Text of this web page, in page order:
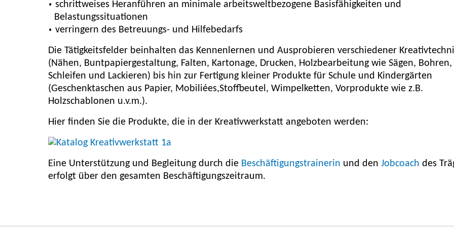
schrittweises Heranführen an minimale arbeitsweltbezogene Basisfähigkeiten und
Belastungssituationen
verringern des Betreuungs- und Hilfebedarfs
Die Tätigkeitsfelder beinhalten das Kennenlernen und Ausprobieren verschiedener
(Nähen, Buntpapiergestaltung, Falten, Kartonage, Drucken, Holzbearbeitung wie Sägen, Bohren,
Schleifen und Lackieren) bis hin zur Fertigung kleiner Produkte für Schule und Kindergärten
(Geschenktaschen aus Papier, Mobiliées,Stoffbeutel, Wimpelketten, Vorprodukte wie z.B.
Holzschablonen u.v.m.).
Hier finden Sie die Produkte, die in der Kreativwerkstatt angeboten werden:
Eine Unterstützung und Begleitung durch die Beschäftigungstrainerin und den Jobcoach des
erfolgt über den gesamten Beschäftigungszeitraum.